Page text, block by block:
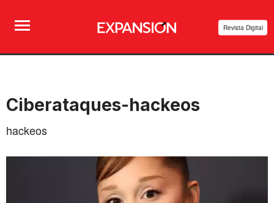
Revista Digital
Ciberataques-hackeos
hackeos